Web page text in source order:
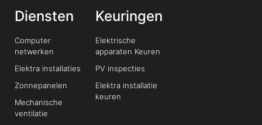
Diensten
Computer
netwerken
Elektra installaties
Zonnepanelen
Mechanische
ventilatie
Keuringen
Elektrische
apparaten Keuren
PV inspecties
Elektra installatie
keuren